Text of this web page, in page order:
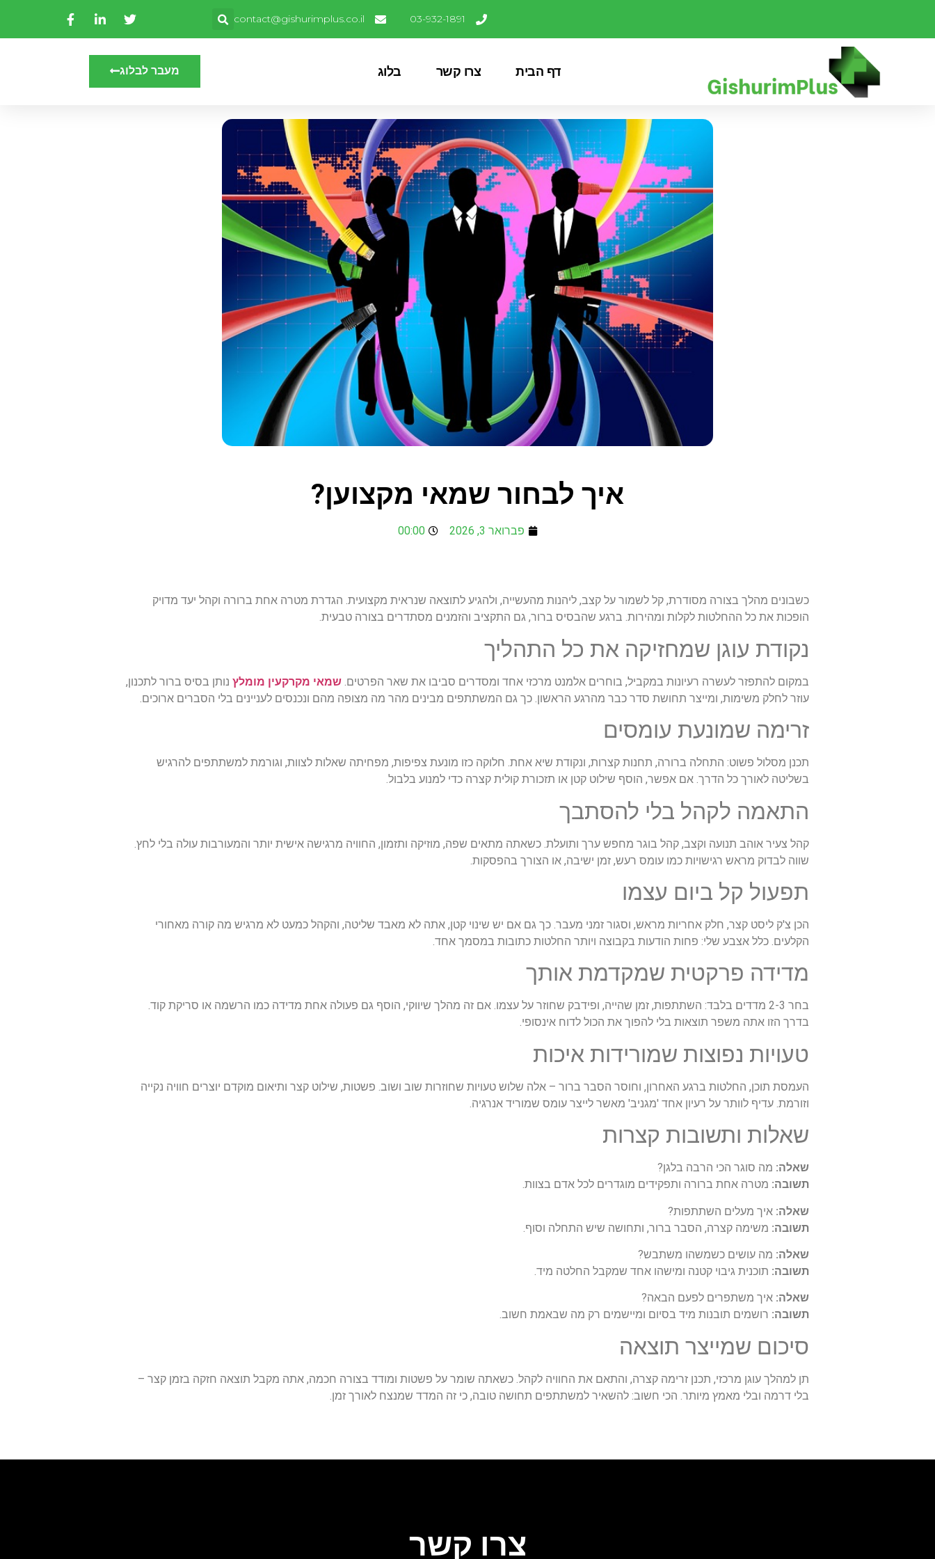
03-932-1891
contact@gishurimplus.co.il
דף הבית צרו קשר בלוג מעבר לבלוג
איך לבחור שמאי מקצוען?
פברואר 3, 2026 00:00
כשבונים מהלך בצורה מסודרת, קל לשמור על קצב, ליהנות מהעשייה, ולהגיע לתוצאה שנראית מקצועית. הגדרת מטרה אחת ברורה וקהל יעד מדויק
הופכות את כל ההחלטות לקלות ומהירות. ברגע שהבסיס ברור, גם התקציב והזמנים מסתדרים בצורה טבעית.
נקודת עוגן שמחזיקה את כל התהליך
במקום להתפזר לעשרה רעיונות במקביל, בוחרים אלמנט מרכזי אחד ומסדרים סביבו את שאר הפרטים. שמאי מקרקעין מומלץ נותן בסיס ברור לתכנון,
עוזר לחלק משימות, ומייצר תחושת סדר כבר מהרגע הראשון. כך גם המשתתפים מבינים מהר מה מצופה מהם ונכנסים לעניינים בלי הסברים ארוכים.
זרימה שמונעת עומסים
תכנן מסלול פשוט: התחלה ברורה, תחנות קצרות, ונקודת שיא אחת. חלוקה כזו מונעת צפיפות, מפחיתה שאלות לצוות, וגורמת למשתתפים להרגיש
בשליטה לאורך כל הדרך. אם אפשר, הוסף שילוט קטן או תזכורת קולית קצרה כדי למנוע בלבול.
התאמה לקהל בלי להסתבך
קהל צעיר אוהב תנועה וקצב, קהל בוגר מחפש ערך ותועלת. כשאתה מתאים שפה, מוזיקה ותזמון, החוויה מרגישה אישית יותר והמעורבות עולה בלי לחץ.
שווה לבדוק מראש רגישויות כמו עומס רעש, זמן ישיבה, או הצורך בהפסקות.
תפעול קל ביום עצמו
הכן צ'ק ליסט קצר, חלק אחריות מראש, וסגור זמני מעבר. כך גם אם יש שינוי קטן, אתה לא מאבד שליטה, והקהל כמעט לא מרגיש מה קורה מאחורי
הקלעים. כלל אצבע שלי: פחות הודעות בקבוצה ויותר החלטות כתובות במסמך אחד.
מדידה פרקטית שמקדמת אותך
בחר 2-3 מדדים בלבד: השתתפות, זמן שהייה, ופידבק שחוזר על עצמו. אם זה מהלך שיווקי, הוסף גם פעולה אחת מדידה כמו הרשמה או סריקת קוד.
בדרך הזו אתה משפר תוצאות בלי להפוך את הכול לדוח אינסופי.
טעויות נפוצות שמורידות איכות
העמסת תוכן, החלטות ברגע האחרון, וחוסר הסבר ברור – אלה שלוש טעויות שחוזרות שוב ושוב. פשטות, שילוט קצר ותיאום מוקדם יוצרים חוויה נקייה
וזורמת. עדיף לוותר על רעיון אחד 'מגניב' מאשר לייצר עומס שמוריד אנרגיה.
שאלות ותשובות קצרות
שאלה: מה סוגר הכי הרבה בלגן?
תשובה: מטרה אחת ברורה ותפקידים מוגדרים לכל אדם בצוות.
שאלה: איך מעלים השתתפות?
תשובה: משימה קצרה, הסבר ברור, ותחושה שיש התחלה וסוף.
שאלה: מה עושים כשמשהו משתבש?
תשובה: תוכנית גיבוי קטנה ומישהו אחד שמקבל החלטה מיד.
שאלה: איך משתפרים לפעם הבאה?
תשובה: רושמים תובנות מיד בסיום ומיישמים רק מה שבאמת חשוב.
סיכום שמייצר תוצאה
תן למהלך עוגן מרכזי, תכנן זרימה קצרה, והתאם את החוויה לקהל. כשאתה שומר על פשטות ומודד בצורה חכמה, אתה מקבל תוצאה חזקה בזמן קצר –
בלי דרמה ובלי מאמץ מיותר. הכי חשוב: להשאיר למשתתפים תחושה טובה, כי זה המדד שמנצח לאורך זמן.
צרו קשר